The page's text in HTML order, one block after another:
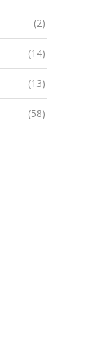
(2)
(14)
(13)
(58)